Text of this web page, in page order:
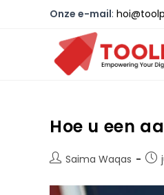
Onze e-mail:
Hoe u een
Saima Waqas